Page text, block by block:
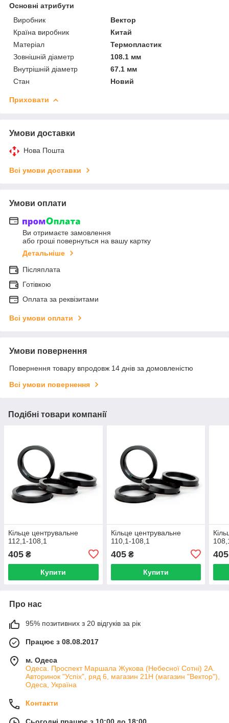
Основні атрибути
Виробник
Вектор
Країна виробник
Китай
Матеріал
Термопластик
Зовнішній діаметр
108.1 мм
Внутрішній діаметр
67.1 мм
Стан
Новий
Приховати
Умови доставки
Нова Пошта
Всі умови доставки
Умови оплати
Ви отримаєте замовлення
або гроші повернуться на вашу картку
Детальніше
Післяплата
Готівкою
Оплата за реквізитами
Всі умови оплати
Умови повернення
Повернення товару впродовж 14 днів за домовленістю
Всі умови повернення
Подібні товари компанії
Кільце центрувальне
112,1-108,1
405 ₴
Купити
Кільце центрувальне
110,1-108,1
405₴
Купити
405
Про нас
95% позитивних з 20 відгуків за рік
Працює з 08.08.2017
м. Одеса
Одеса. Проспект Маршала Жукова (Небесної Сотні) 2А.
Авторинок "Успіх", ряд 6, магазин 21Н (магазин "Вектор"),
Одеса, Україна
Контакти